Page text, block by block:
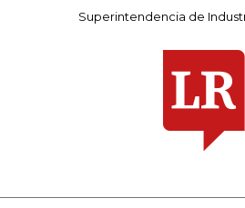
Superintendencia de